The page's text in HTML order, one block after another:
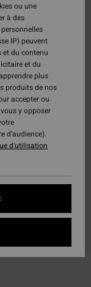
ou une
à des
IP) peuvent
et du contenu
et du
plus
produits de nos
accepter ou
y opposer
d’audience).
d'utilisation